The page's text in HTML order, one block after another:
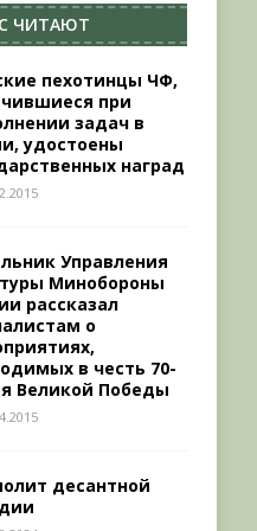
ЧИТАЮТ
пехотинцы ЧФ,
при
задач в
удостоены
наград
Управления
Минобороны
рассказал
о
в честь 70-
Великой Победы
десантной